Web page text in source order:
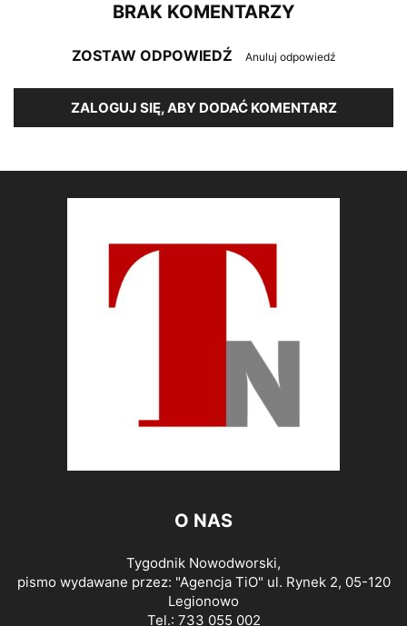
BRAK KOMENTARZY
ZOSTAW ODPOWIEDŹ Anuluj odpowiedź
ZALOGUJ SIĘ, ABY DODAĆ KOMENTARZ
O NAS
Tygodnik Nowodworski,
pismo wydawane przez: "Agencja TiO" ul. Rynek 2, 05-120
Legionowo
Tel.: 733 055 002